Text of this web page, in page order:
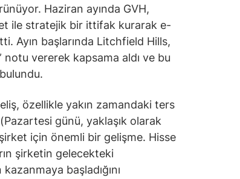
Haziran ayında GVH,
ile stratejik bir ittifak kurarak e-
Ayın başlarında Litchfield Hills,
vererek kapsama aldı ve bu
özellikle yakın zamandaki ters
günü, yaklaşık olarak
için önemli bir gelişme. Hisse
şirketin gelecekteki
başladığını